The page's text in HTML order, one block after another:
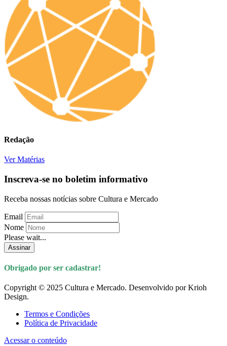
Redação
Ver Matérias
Inscreva-se no boletim informativo
Receba nossas notícias sobre Cultura e Mercado
Email
Nome
Please wait...
Assinar
Obrigado por ser cadastrar!
Copyright © 2025 Cultura e Mercado. Desenvolvido por Krioh
Design.
Termos e Condições
Política de Privacidade
Acessar o conteúdo